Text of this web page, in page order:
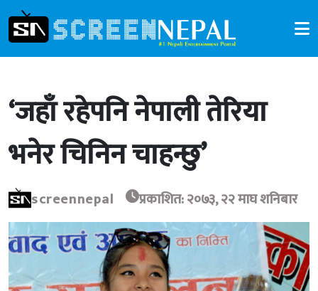
‘जहाँ रहेपनि नेपाली तेरिया
भनेर चिनिन चाहन्छु’
screennepal प्रकाशित: २०७३, २२ माघ शनिबार